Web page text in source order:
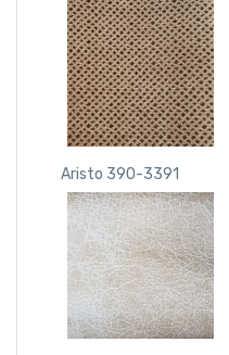
Aristo 390-3391